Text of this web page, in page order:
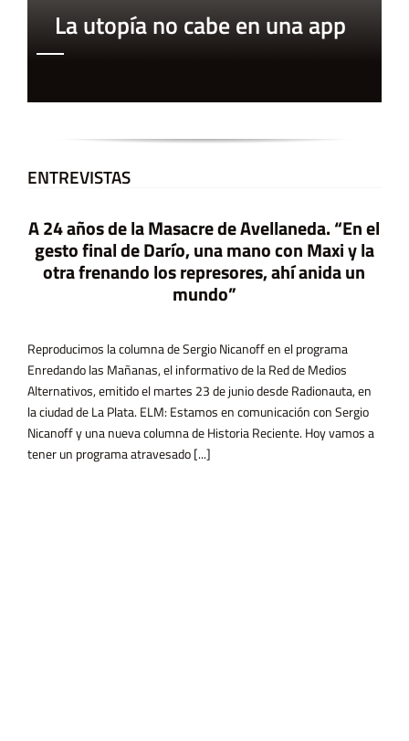
La utopía no cabe en una app
ENTREVISTAS
A 24 años de la Masacre de Avellaneda. “En el
gesto final de Darío, una mano con Maxi y la
otra frenando los represores, ahí anida un
mundo”
Reproducimos la columna de Sergio Nicanoff en el programa
Enredando las Mañanas, el informativo de la Red de Medios
Alternativos, emitido el martes 23 de junio desde Radionauta, en
la ciudad de La Plata. ELM: Estamos en comunicación con Sergio
Nicanoff y una nueva columna de Historia Reciente. Hoy vamos a
tener un programa atravesado [...]